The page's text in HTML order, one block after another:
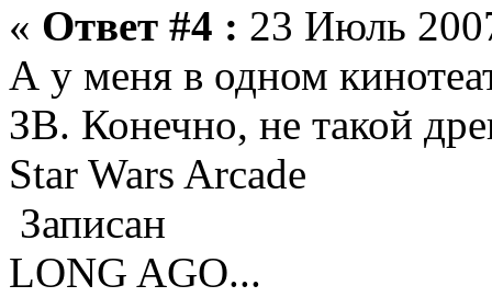
« Ответ #4 : 23 Июль
А у меня в одном
ЗВ. Конечно, не такой
Star Wars Arcade
Записан
LONG AGO...